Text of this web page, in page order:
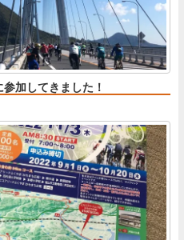
加してきました！